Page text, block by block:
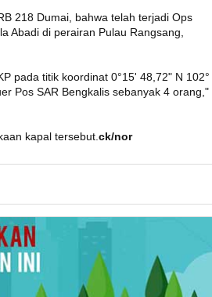
218 Dumai, bahwa telah terjadi Ops
Abadi di perairan Pulau Rangsang,
pada titik koordinat 0°15' 48,72" N 102°
Pos SAR Bengkalis sebanyak 4 orang,"
kapal tersebut. ck/nor